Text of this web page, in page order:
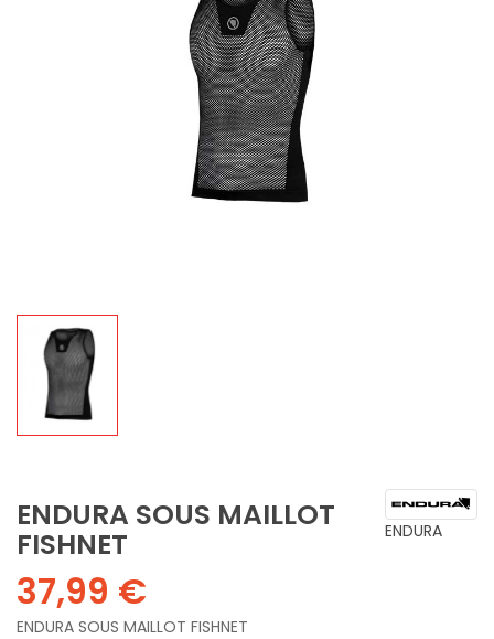
ENDURA
ENDURA SOUS MAILLOT
FISHNET
37,99 €
ENDURA SOUS MAILLOT FISHNET